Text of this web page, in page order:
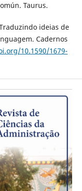
Taurus.
ideias de
Cadernos
10.1590/1679-